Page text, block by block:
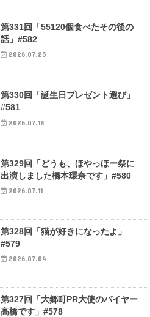
第331回「55120個食べたその後の
話」#582
2026.07.25
第330回「誕生日プレゼント選び」
#581
2026.07.18
第329回「どうも、ほやっほー祭に
出演しました橋本環奈です」#580
2026.07.11
第328回「猫が好きになったよ」
#579
2026.07.04
第327回「大郷町PR大使のバイヤー
高橋です」#578